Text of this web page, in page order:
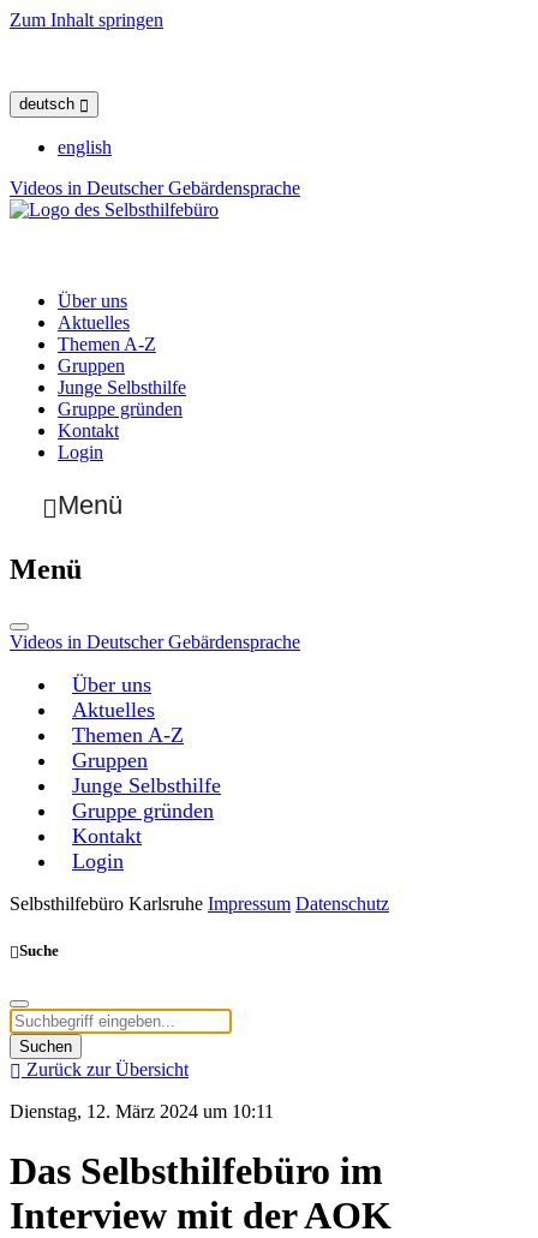
Zum Inhalt springen
deutsch
english
Videos in Deutscher Gebärdensprache
Über uns
Aktuelles
Themen A-Z
Gruppen
Junge Selbsthilfe
Gruppe gründen
Kontakt
Login
Menü
Menü
Videos in Deutscher Gebärdensprache
Über uns
Aktuelles
Themen A-Z
Gruppen
Junge Selbsthilfe
Gruppe gründen
Kontakt
Login
Selbsthilfebüro Karlsruhe Impressum Datenschutz
Suche
Suchen
Zurück zur Übersicht
Dienstag, 12. März 2024 um 10:11
Das Selbsthilfebüro im
Interview mit der AOK